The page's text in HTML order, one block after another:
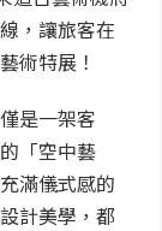
，讓旅客在
術特展！
是一架客
「空中藝
滿儀式感的
計美學，都